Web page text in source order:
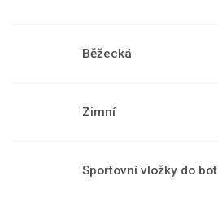
Běžecká
Zimní
Sportovní vložky do bot